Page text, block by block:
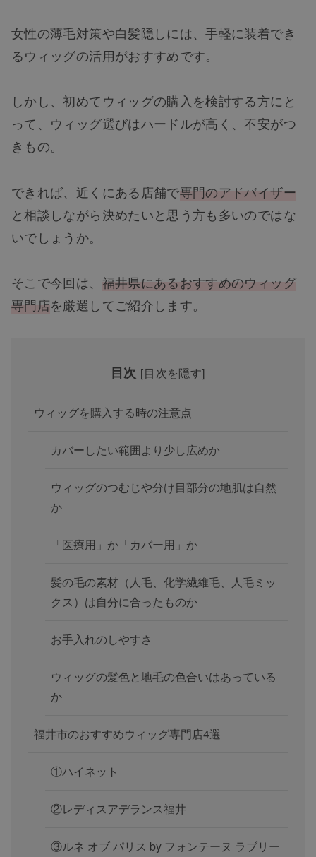
女性の薄毛対策や白髪隠しには、手軽に装着でき
るウィッグの活用がおすすめです。
しかし、初めてウィッグの購入を検討する方にと
って、ウィッグ選びはハードルが高く、不安がつ
きもの。
できれば、近くにある店舗で専門のアドバイザー
と相談しながら決めたいと思う方も多いのではな
いでしょうか。
そこで今回は、 福井県にあるおすすめのウィッグ
専門店を厳選してご紹介します。
目次 [目次を隠す]
ウィッグを購入する時の注意点
カバーしたい範囲より少し広めか
ウィッグのつむじや分け目部分の地肌は自然
か
「医療用」か「カバー用」か
髪の毛の素材（人毛、化学繊維毛、人毛ミッ
クス）は自分に合ったものか
お手入れのしやすさ
ウィッグの髪色と地毛の色合いはあっている
か
福井市のおすすめウィッグ専門店4選
①ハイネット
②レディスアデランス福井
③ルネ オブ パリス by フォンテーヌ ラブリー